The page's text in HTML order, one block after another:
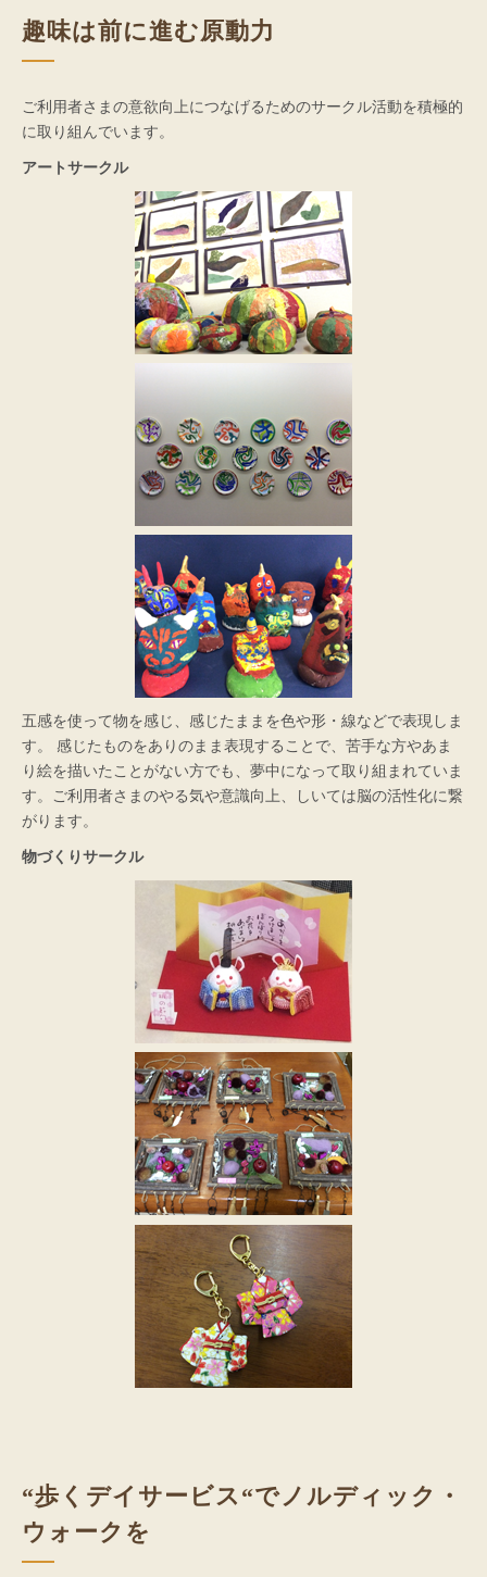
趣味は前に進む原動力
ご利用者さまの意欲向上につなげるためのサークル活動を積極的
に取り組んでいます。
アートサークル
五感を使って物を感じ、感じたままを色や形・線などで表現しま
す。 感じたものをありのまま表現することで、苦手な方やあま
り絵を描いたことがない方でも、夢中になって取り組まれていま
す。ご利用者さまのやる気や意識向上、しいては脳の活性化に繋
がります。
物づくりサークル
“歩くデイサービス“でノルディック・
ウォーク を